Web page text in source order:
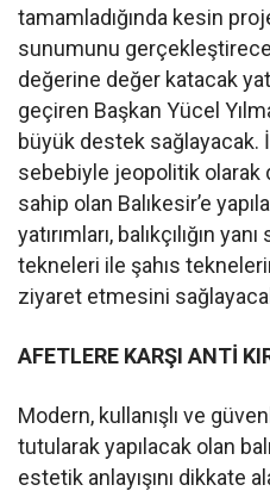
tamamladığında kesin
sunumunu
değerine değer katacak
geçiren Başkan Yücel
büyük destek sağlayacak.
sebebiyle jeopolitik olarak
sahip olan Balıkesir’e
yatırımları, balıkçılığın
tekneleri ile şahıs
ziyaret etmesini
AFETLERE KARŞI ANTİ
Modern, kullanışlı ve
tutularak yapılacak olan
estetik anlayışını dikkate